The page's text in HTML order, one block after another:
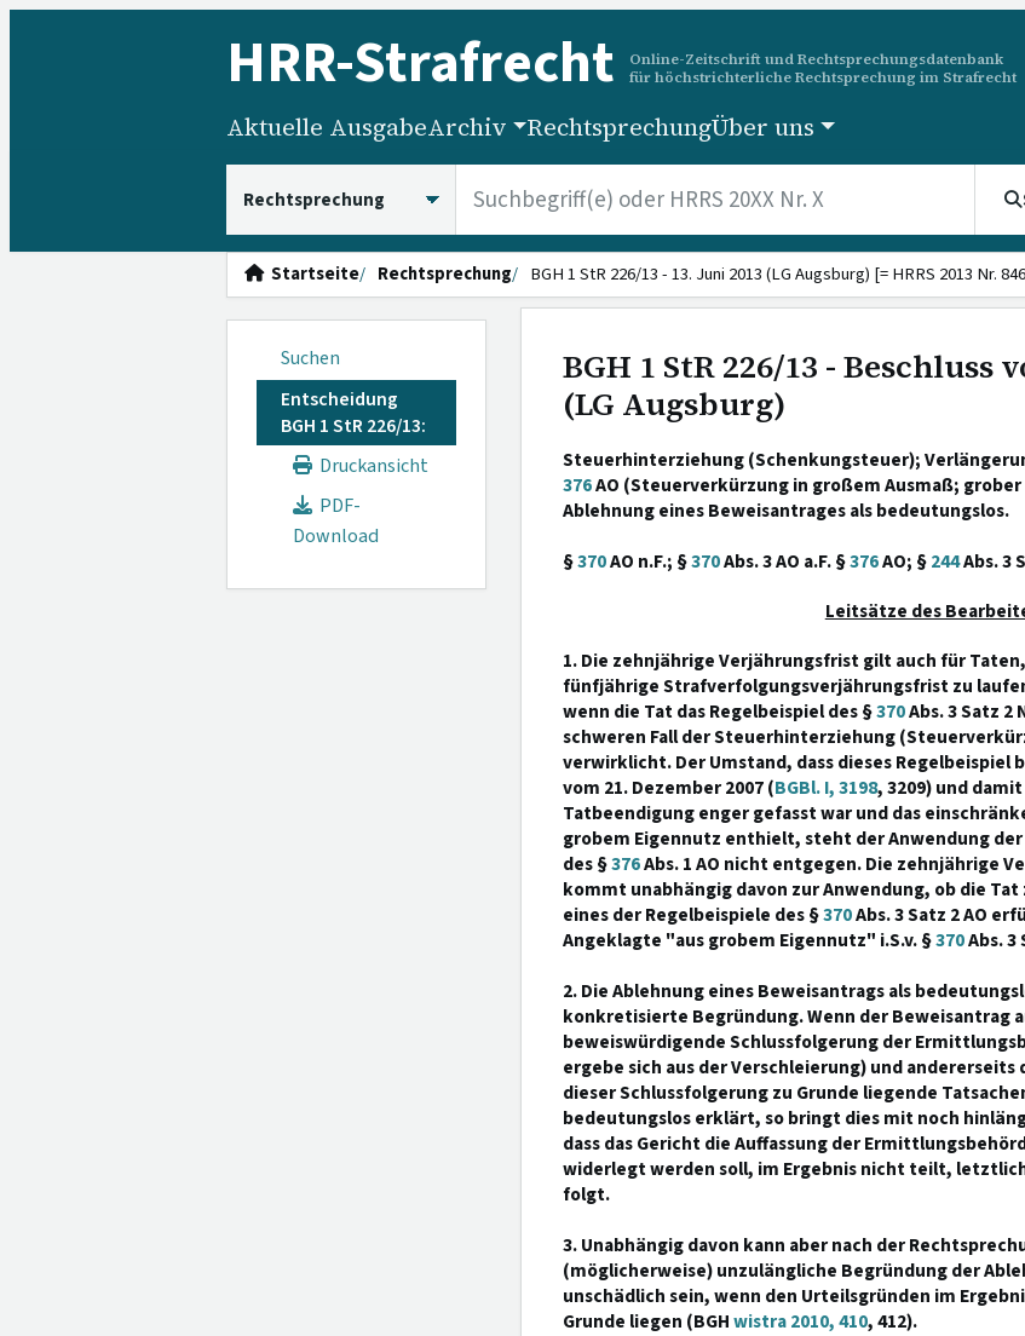
HRR-Strafrecht
Online-Zeitschrift und Rechtsprechungsdatenbank
für höchstrichterliche Rechtsprechung im Strafrecht
Aktuelle AusgabeArchiv RechtsprechungÜber uns
Startseite Rechtsprechung BGH 1 StR 226/13 - 13. Juni 2013 (LG Augsburg) [= HRRS 2013 Nr.
Suchen
Entscheidung
BGH 1 StR 226/13:
Druckansicht
PDF-
Download
BGH 1 StR 226/13 - Beschluss
(LG Augsburg)
Steuerhinterziehung (Schenkungsteuer);
376AO (Steuerverkürzung in großem Ausmaß;
Ablehnung eines Beweisantrages als bedeutungslos.
§370AO n.F.; §370Abs. 3 AO a.F. §376AO; §244Abs. 3
Leitsätze des
1. Die zehnjährige Verjährungsfrist gilt auch für
fünfjährige Strafverfolgungsverjährungsfrist zu
wenn die Tat das Regelbeispiel des §370Abs. 3 Satz 2
schweren Fall der Steuerhinterziehung
verwirklicht. Der Umstand, dass dieses Regelbeispiel
vom 21. Dezember 2007 (BGBl. I, 3198, 3209) und
Tatbeendigung enger gefasst war und das
grobem Eigennutz enthielt, steht der Anwendung
des §376Abs. 1 AO nicht entgegen. Die zehnjährige
kommt unabhängig davon zur Anwendung, ob die
eines der Regelbeispiele des §370Abs. 3 Satz 2 AO
Angeklagte "aus grobem Eigennutz" i.S.v. §370Abs. 3
2. Die Ablehnung eines Beweisantrags als
konkretisierte Begründung. Wenn der Beweisantrag
beweiswürdigende Schlussfolgerung der
ergebe sich aus der Verschleierung) und andererseits
dieser Schlussfolgerung zu Grunde liegende
bedeutungslos erklärt, so bringt dies mit noch
dass das Gericht die Auffassung der
widerlegt werden soll, im Ergebnis nicht teilt,
folgt.
3. Unabhängig davon kann aber nach der
(möglicherweise) unzulängliche Begründung der
unschädlich sein, wenn den Urteilsgründen im
Grunde liegen (BGHwistra 2010, 410, 412).